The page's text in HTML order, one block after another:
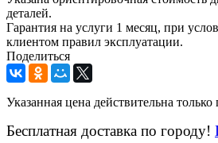
деталей.
Гарантия на услуги 1 месяц, при
клиентом правил эксплуатации.
Поделиться
Указанная цена действительна только
Бесплатная доставка по городу!